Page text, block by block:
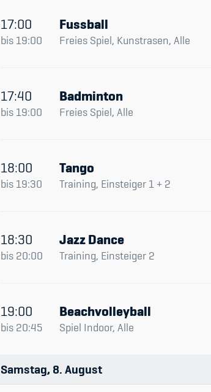
17:00
bis 19:00
Fussball
Freies Spiel, Kunstrasen, Alle
17:40
bis 19:00
Badminton
Freies Spiel, Alle
18:00
bis 19:30
Tango
Training, Einsteiger 1 + 2
18:30
bis 20:00
Jazz Dance
Training, Einsteiger 2
19:00
bis 20:45
Beachvolleyball
Spiel Indoor, Alle
Samstag 8 August